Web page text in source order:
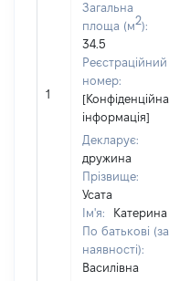
1
Загальна
площа (м2):
34.5
Реєстраційний
номер:
[Конфіденційна
інформація]
Декларує:
дружина
Прізвище:
Усата
Ім'я:
Катерина
По батькові (за
наявності):
Василівна